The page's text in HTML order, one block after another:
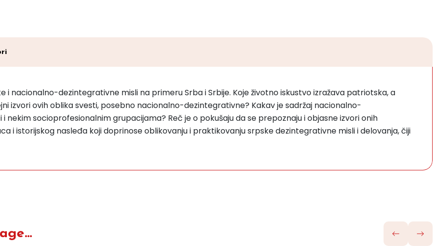
i nacionalno-dezintegrativne misli na primeru Srba i Srbije. Koje životno iskustvo izražava patriotska, a
izvori ovih oblika svesti, posebno nacionalno-dezintegrativne? Kakav je sadržaj nacionalno-
nekim socioprofesionalnim grupacijama? Reč je o pokušaju da se prepoznaju i objasne izvori onih
i istorijskog nasleđa koji doprinose oblikovanju i praktikovanju srpske dezintegrativne misli i delovanja, čiji